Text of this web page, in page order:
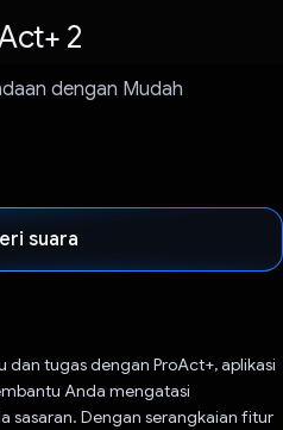
2
dengan Mudah
suara
tugas dengan ProAct+, aplikasi
Anda mengatasi
sasaran. Dengan serangkaian fitur